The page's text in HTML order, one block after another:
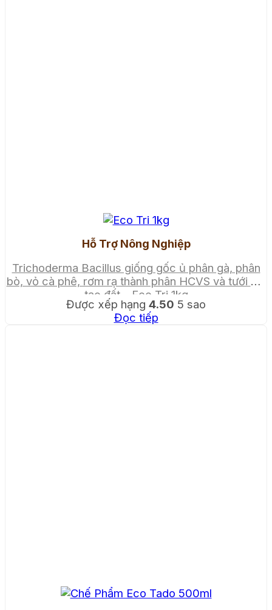
Hỗ Trợ Nông Nghiệp
Trichoderma Bacillus giống gốc ủ phân gà, phân
bò, vỏ cà phê, rơm rạ thành phân HCVS và tưới cải
tạo đất – Eco Tri 1kg
Được xếp hạng 4.50 5 sao
Đọc tiếp